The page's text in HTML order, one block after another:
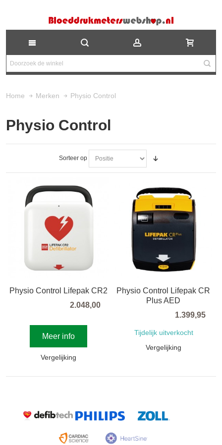
Home Merken Physio Control
Physio Control
Sorteer op
Physio Control Lifepak CR2
2.048,00
Meer info
Vergelijking
Physio Control Lifepak CR
Plus AED
1.399,95
Tijdelijk uitverkocht
Vergelijking